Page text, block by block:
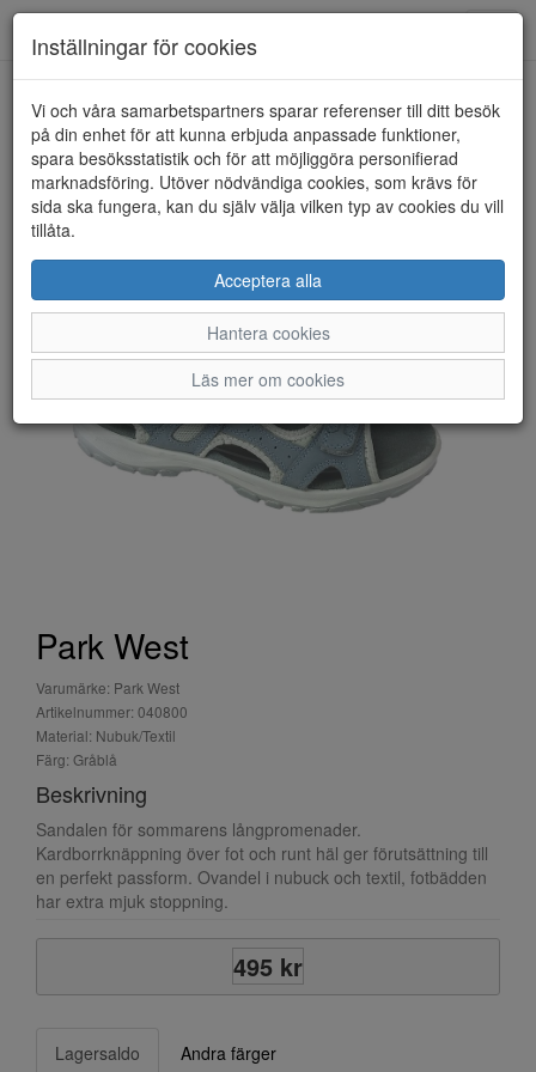
HEM PARK WEST
Park West
Varumärke: Park West
Artikelnummer: 040800
Material: Nubuk/Textil
Färg: Gråblå
Beskrivning
Sandalen för sommarens långpromenader.
Kardborrknäppning över fot och runt häl ger förutsättning till
en perfekt passform. Ovandel i nubuck och textil, fotbädden
har extra mjuk stoppning.
495 kr
Lagersaldo Andra färger
Inställningar för cookies
Vi och våra samarbetspartners sparar referenser till ditt besök
på din enhet för att kunna erbjuda anpassade funktioner,
spara besöksstatistik och för att möjliggöra personifierad
marknadsföring. Utöver nödvändiga cookies, som krävs för
sida ska fungera, kan du själv välja vilken typ av cookies du vill
tillåta.
Acceptera alla
Hantera cookies
Läs mer om cookies